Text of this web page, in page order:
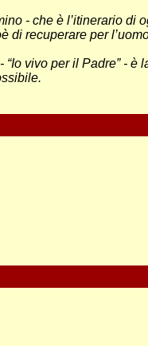
- che è l’itinerario di
recuperare per
vivo per il Padre” - è